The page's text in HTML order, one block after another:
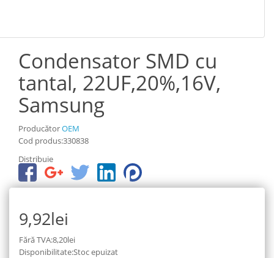
Condensator SMD cu
tantal, 22UF,20%,16V,
Samsung
ProducătorOEM
Cod produs:330838
Distribuie
9,92lei
Fără TVA:8,20lei
Disponibilitate:Stoc epuizat